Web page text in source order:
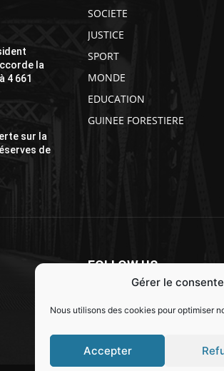
Gérer le
Nous utilisons des cookies pour optimiser
Accepter
la
4 661
sur la
de
SOCIETE
JUSTICE
SPORT
MONDE
EDUCATION
GUINEE FORESTIERE
FOLLOW US